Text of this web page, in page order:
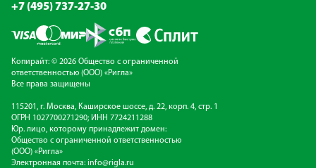
+7 (495) 737-27-30
Копирайт: © 2026 Общество с ограниченной
ответственностью (ООО) «Ригла»
Все права защищены
115201, г. Москва, Каширское шоссе, д. 22, корп. 4, стр. 1
ОГРН 1027700271290; ИНН 7724211288
Юр. лицо, которому принадлежит домен:
Общество с ограниченной ответственностью
(ООО) «Ригла»
Электронная почта: info@rigla.ru